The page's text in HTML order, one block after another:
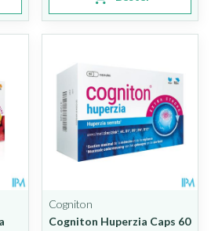
Cogniton
Cogniton Huperzia Caps 60